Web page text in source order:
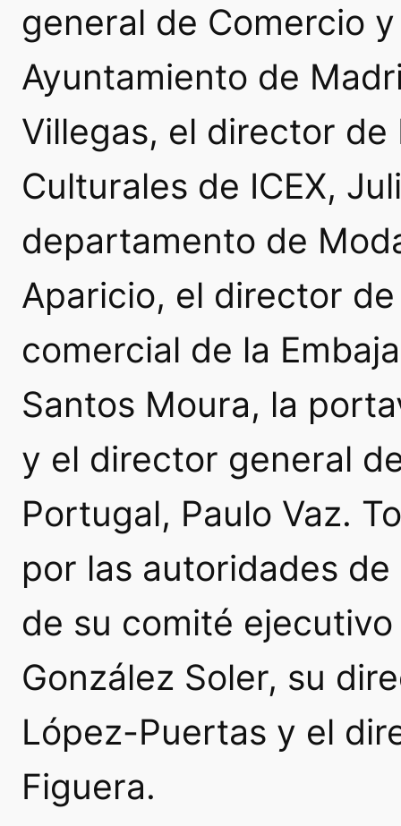
general de Comercio
Ayuntamiento de
Villegas, el director
Culturales de ICEX,
departamento de
Aparicio, el director
comercial de la
Santos Moura, la
y el director general
Portugal, Paulo Vaz.
por las autoridades
de su comité
González Soler, su
López-Puertas y el
Figuera.